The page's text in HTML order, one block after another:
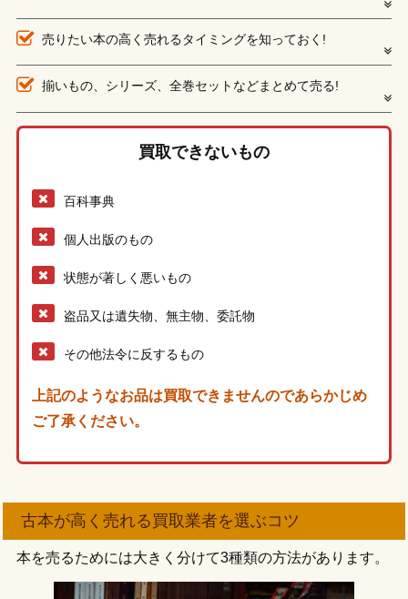
売りたい本の高く売れるタイミングを知っておく!
揃いもの、シリーズ、全巻セットなどまとめて売る!
買取できないもの
百科事典
個人出版のもの
状態が著しく悪いもの
盗品又は遺失物、無主物、委託物
その他法令に反するもの
上記のようなお品は買取できませんのであらかじめ
ご了承ください。
古本が高く売れる買取業者を選ぶコツ
本を売るためには大きく分けて3種類の方法があります。